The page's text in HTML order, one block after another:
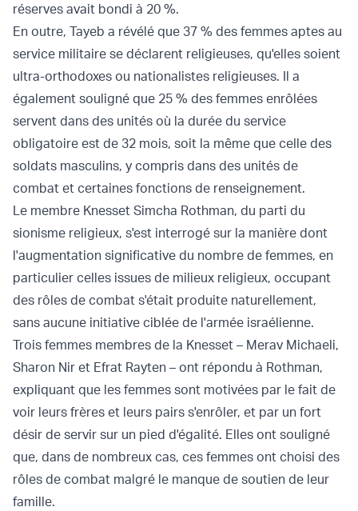
réserves avait bondi à 20 %.
En outre, Tayeb a révélé que 37 % des femmes aptes au
service militaire se déclarent religieuses, qu'elles soient
ultra-orthodoxes ou nationalistes religieuses. Il a
également souligné que 25 % des femmes enrôlées
servent dans des unités où la durée du service
obligatoire est de 32 mois, soit la même que celle des
soldats masculins, y compris dans des unités de
combat et certaines fonctions de renseignement.
Le membre Knesset Simcha Rothman, du parti du
sionisme religieux, s'est interrogé sur la manière dont
l'augmentation significative du nombre de femmes, en
particulier celles issues de milieux religieux, occupant
des rôles de combat s'était produite naturellement,
sans aucune initiative ciblée de l'armée israélienne.
Trois femmes membres de la Knesset – Merav Michaeli,
Sharon Nir et Efrat Rayten – ont répondu à Rothman,
expliquant que les femmes sont motivées par le fait de
voir leurs frères et leurs pairs s'enrôler, et par un fort
désir de servir sur un pied d'égalité. Elles ont souligné
que, dans de nombreux cas, ces femmes ont choisi des
rôles de combat malgré le manque de soutien de leur
famille.